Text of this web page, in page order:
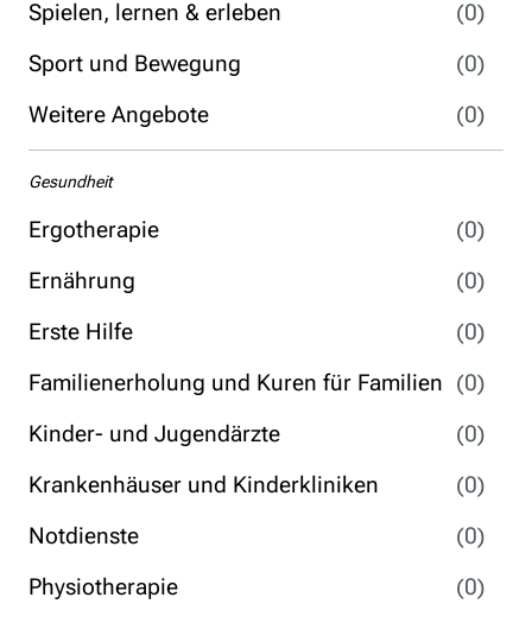
Spielen, lernen & erleben
(0)
Sport und Bewegung
(0)
Weitere Angebote
(0)
Gesundheit
Ergotherapie
(0)
Ernährung
(0)
Erste Hilfe
(0)
Familienerholung und Kuren für Familien (0)
Kinder- und Jugendärzte
(0)
Krankenhäuser und Kinderkliniken
(0)
Notdienste
(0)
Physiotherapie
(0)